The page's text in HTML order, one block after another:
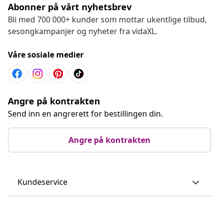
Abonner på vårt nyhetsbrev
Bli med 700 000+ kunder som mottar ukentlige tilbud,
sesongkampanjer og nyheter fra vidaXL.
Våre sosiale medier
Angre på kontrakten
Send inn en angrerett for bestillingen din.
Angre på kontrakten
Kundeservice